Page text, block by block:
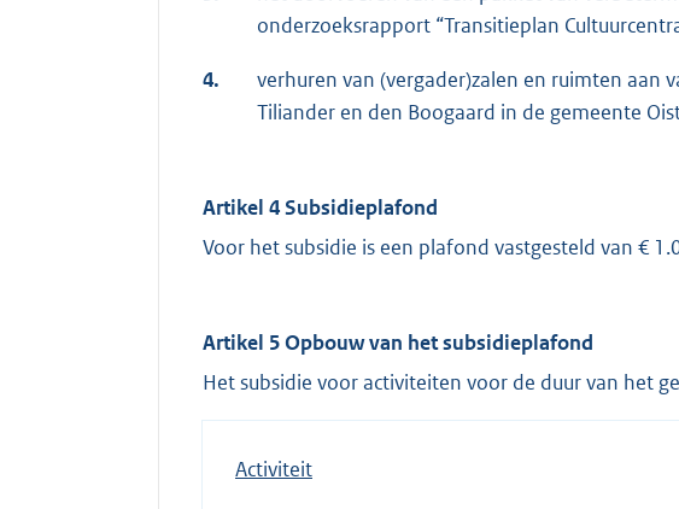
onderzoeksrapport “Transitieplan
4.
verhuren van (vergader)zalen en ruimten aan
Tiliander en den Boogaard in de gemeente
Artikel 4 Subsidieplafond
Voor het subsidie is een plafond vastgesteld van €
Artikel 5 Opbouw van het subsidieplafond
Het subsidie voor activiteiten voor de duur van het
Activiteit